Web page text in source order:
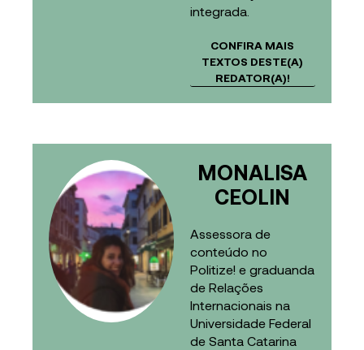
integrada.
CONFIRA MAIS
TEXTOS DESTE(A)
REDATOR(A)!
MONALISA
CEOLIN
Assessora de
conteúdo no
Politize! e graduanda
de Relações
Internacionais na
Universidade Federal
de Santa Catarina